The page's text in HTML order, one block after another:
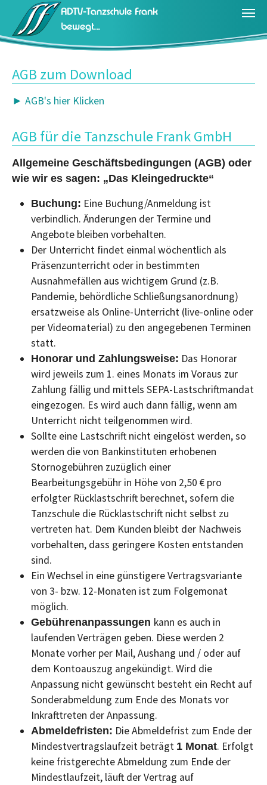
Zum Hauptinhalt springen
AGB zum Download
► AGB's hier Klicken
AGB für die Tanzschule Frank GmbH
Allgemeine Geschäftsbedingungen (AGB) oder
wie wir es sagen: „Das Kleingedruckte“
Buchung: Eine Buchung/Anmeldung ist
verbindlich. Änderungen der Termine und
Angebote bleiben vorbehalten.
Der Unterricht findet einmal wöchentlich als
Präsenzunterricht oder in bestimmten
Ausnahmefällen aus wichtigem Grund (z.B.
Pandemie, behördliche Schließungsanordnung)
ersatzweise als Online-Unterricht (live-online oder
per Videomaterial) zu den angegebenen Terminen
statt.
Honorar und Zahlungsweise: Das Honorar
wird jeweils zum 1. eines Monats im Voraus zur
Zahlung fällig und mittels SEPA-Lastschriftmandat
eingezogen. Es wird auch dann fällig, wenn am
Unterricht nicht teilgenommen wird.
Sollte eine Lastschrift nicht eingelöst werden, so
werden die von Bankinstituten erhobenen
Stornogebühren zuzüglich einer
Bearbeitungsgebühr in Höhe von 2,50 € pro
erfolgter Rücklastschrift berechnet, sofern die
Tanzschule die Rücklastschrift nicht selbst zu
vertreten hat. Dem Kunden bleibt der Nachweis
vorbehalten, dass geringere Kosten entstanden
sind.
Ein Wechsel in eine günstigere Vertragsvariante
von 3- bzw. 12-Monaten ist zum Folgemonat
möglich.
Gebührenanpassungen kann es auch in
laufenden Verträgen geben. Diese werden 2
Monate vorher per Mail, Aushang und / oder auf
dem Kontoauszug angekündigt. Wird die
Anpassung nicht gewünscht besteht ein Recht auf
Sonderabmeldung zum Ende des Monats vor
Inkrafttreten der Anpassung.
Abmeldefristen: Die Abmeldefrist zum Ende der
Mindestvertragslaufzeit beträgt 1 Monat. Erfolgt
keine fristgerechte Abmeldung zum Ende der
Mindestlaufzeit, läuft der Vertrag auf